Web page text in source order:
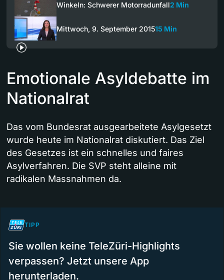
Winkeln: Schwerer Motorradunfall2 Min
Mittwoch, 9. September 201515 Min
Emotionale Asyldebatte im
Nationalrat
Das vom Bundesrat ausgearbeitete Asylgesetzt
wurde heute im Nationalrat diskutiert. Das Ziel
des Gesetzes ist ein schnelles und faires
Asylverfahren. Die SVP steht alleine mit
radikalen Massnahmen da.
TIPP
Sie wollen keine TeleZüri-Highlights
verpassen? Jetzt unsere App
herunterladen.